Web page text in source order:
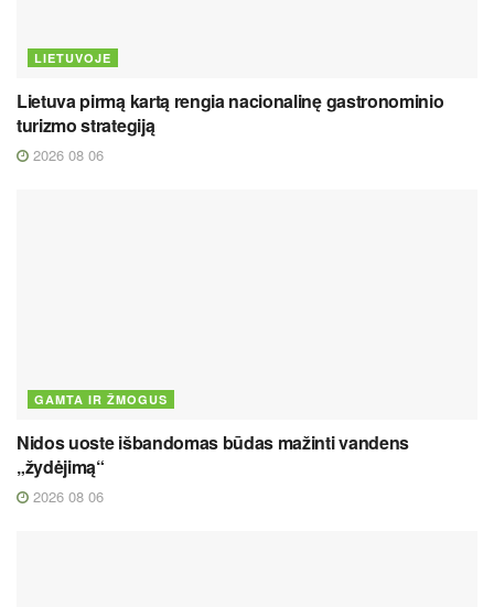
LIETUVOJE
Lietuva pirmą kartą rengia nacionalinę gastronominio
turizmo strategiją
2026 08 06
GAMTA IR ŽMOGUS
Nidos uoste išbandomas būdas mažinti vandens
„žydėjimą“
2026 08 06